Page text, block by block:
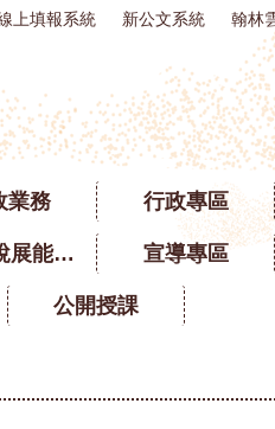
上填報系統 新公文系統 翰林
業務 行政專區
英語口說展能專區 宣導專區
公開授課